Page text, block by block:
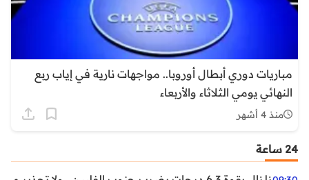
مباريات دوري أبطال أوروبا.. مواجهات نارية في إياب ربع
النهائي يومي الثلاثاء والأربعاء
منذ 4 أشهر
24 ساعة